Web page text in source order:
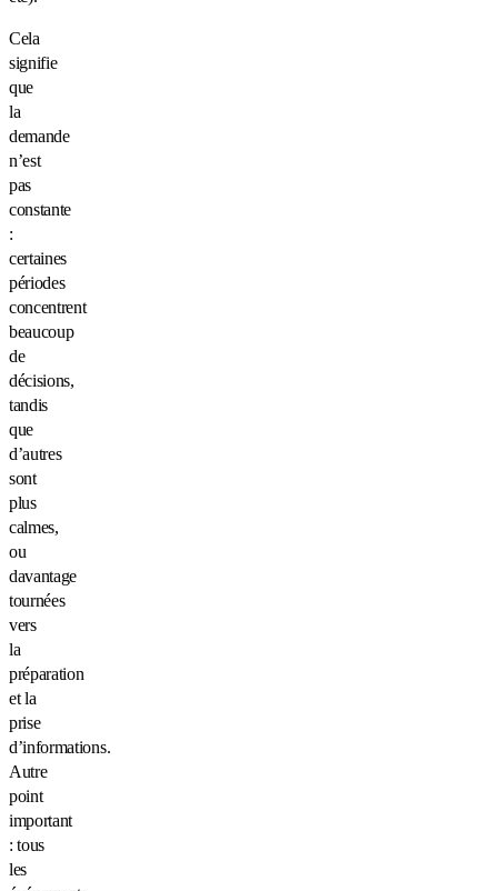
Cela
signifie
que
la
demande
n’est
pas
constante
:
certaines
périodes
concentrent
beaucoup
de
décisions,
tandis
que
d’autres
sont
plus
calmes,
ou
davantage
tournées
vers
la
préparation
et la
prise
d’informations.
Autre
point
important
: tous
les